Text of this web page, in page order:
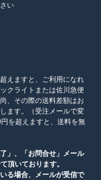
い
えますと、ご利用になれ
クライトまたは佐川急便
、その際の送料差額はお
ます。（受注メールで変
を超えますと、送料を無
」、「お問合せ」メール
頂いております。
る場合、メールが受信で